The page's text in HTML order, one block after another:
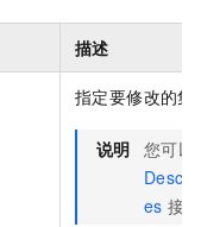
描述
指定要修改的集
说明 您可以
es 接